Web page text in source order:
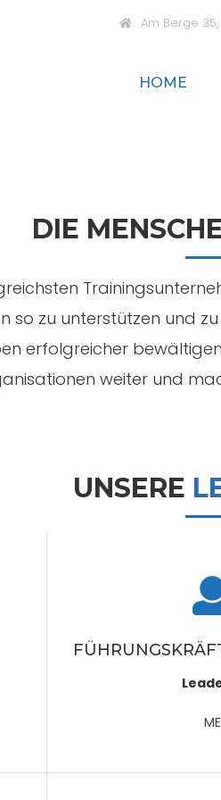
Am Berge
HOME
DIE
so zu unterstützen und
erfolgreicher
weiter und
UNSERE